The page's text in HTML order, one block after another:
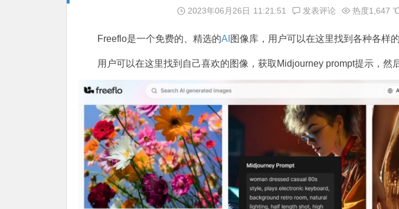
2023年06月26日 11:21:51 发表评论 热度1,647 ℃
Freeflo是一个免费的、精选的AI 图像库，用户可以在这里找到各种各样的
用户可以在这里找到自己喜欢的图像，获取Midjourney prompt提示，然